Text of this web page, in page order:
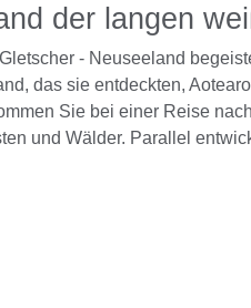
der langen
- Neuseeland
das sie entdeckten,
Sie bei einer Reise
und Wälder. Parallel